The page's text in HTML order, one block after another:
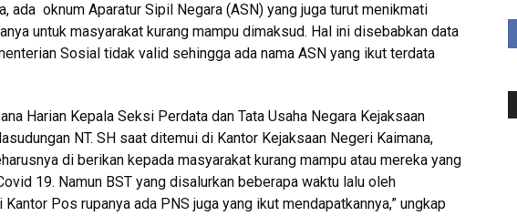
ada oknum Aparatur Sipil Negara (ASN) yang juga turut menikmati
untuk masyarakat kurang mampu dimaksud. Hal ini disebabkan data
Sosial tidak valid sehingga ada nama ASN yang ikut terdata
Harian Kepala Seksi Perdata dan Tata Usaha Negara Kejaksaan
NT. SH saat ditemui di Kantor Kejaksaan Negeri Kaimana,
di berikan kepada masyarakat kurang mampu atau mereka yang
19. Namun BST yang disalurkan beberapa waktu lalu oleh
Pos rupanya ada PNS juga yang ikut mendapatkannya,” ungkap